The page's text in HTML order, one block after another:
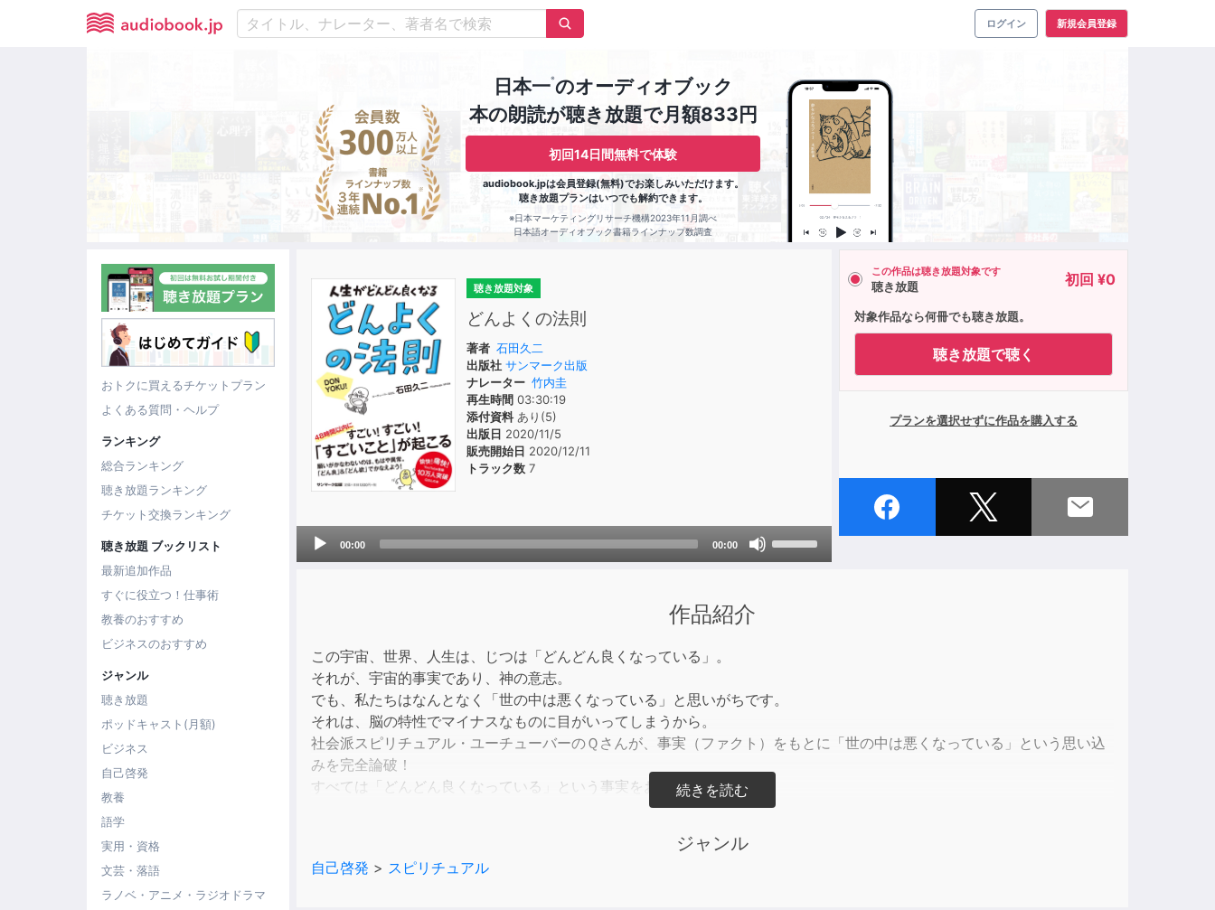
ログイン 新規会員登録
日本一※のオーディオブック
本の朗読が聴き放題で月額833円
初回14日間無料で体験
audiobook.jpは会員登録(無料)でお楽しみいただけます。
聴き放題プランはいつでも解約できます。
※日本マーケティングリサーチ機構2023年11月調べ
日本語オーディオブック書籍ラインナップ数調査
おトクに買えるチケットプラン
よくある質問・ヘルプ
ランキング
総合ランキング
聴き放題ランキング
チケット交換ランキング
聴き放題 ブックリスト
最新追加作品
すぐに役立つ！仕事術
教養のおすすめ
ビジネスのおすすめ
ジャンル
聴き放題
ポッドキャスト(月額)
ビジネス
自己啓発
教養
語学
実用・資格
文芸・落語
ラノベ・アニメ・ラジオドラマ
聴き放題対象
どんよくの法則
著者 石田久二
出版社 サンマーク出版
ナレーター 竹内圭
再生時間 03:30:19
添付資料あり(5)
出版日 2020/11/5
販売開始日 2020/12/11
トラック数 7
Audio
00:00 00:00
volume.
この作品は聴き放題対象です
聴き放題 初回 ¥0
対象作品なら何冊でも聴き放題。
聴き放題で聴く
プランを選択せずに作品を購入する
作品紹介
この宇宙、世界、人生は、じつは「どんどん良くなっている」。
それが、宇宙的事実であり、神の意志。
でも、私たちはなんとなく「世の中は悪くなっている」と思いがちです。
それは、脳の特性でマイナスなものに目がいってしまうから。
社会派スピリチュアル・ユーチューバーのＱさんが、事実（ファクト）をもとに「世の中は悪くなっている」という思い込
みを完全論破！
すべては「どんどん良くなっている」という事実をお伝えします。
それは、崇める対象としての「分離された神」から、自分と神が「ひとつ」であることを思い出すフェーズに入っているの
です。
ジャンル
自己啓発 > スピリチュアル